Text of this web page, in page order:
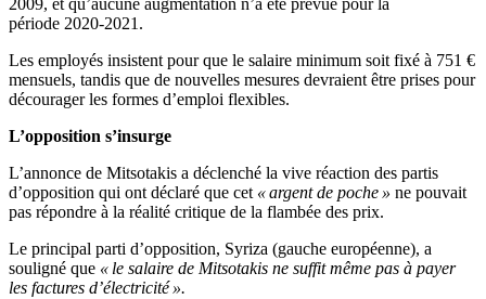
2009, et qu’aucune augmentation n’a été prévue pour la
période 2020-2021.
Les employés insistent pour que le salaire minimum soit fixé à 751 €
mensuels, tandis que de nouvelles mesures devraient être prises pour
décourager les formes d’emploi flexibles.
L’opposition s’insurge
L’annonce de Mitsotakis a déclenché la vive réaction des partis
d’opposition qui ont déclaré que cet « argent de poche » ne pouvait
pas répondre à la réalité critique de la flambée des prix.
Le principal parti d’opposition, Syriza (gauche européenne), a
souligné que « le salaire de Mitsotakis ne suffit même pas à payer
les factures d’électricité ».